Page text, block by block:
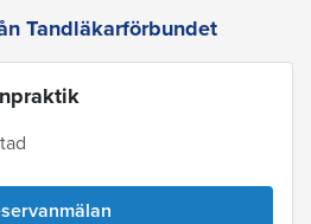
Tandläkarförbundet